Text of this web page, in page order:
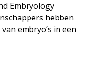
Embryology
hebben
embryo’s in een